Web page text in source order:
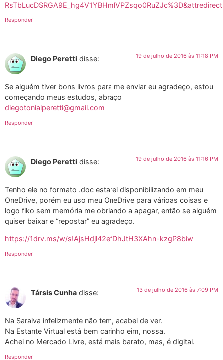
Responder
Diego Peretti disse: 19 de julho de 2016 às 11:18 PM
Se alguém tiver bons livros para me enviar eu agradeço, estou
começando meus estudos, abraço
diegotonialperetti@gmail.com
Responder
Diego Peretti disse: 19 de julho de 2016 às 11:16 PM
Tenho ele no formato .doc estarei disponibilizando em meu
OneDrive, porém eu uso meu OneDrive para várioas coisas e
logo fiko sem memória me obriando a apagar, então se alguém
quiser baixar e “repostar” eu agradeço.
https://1drv.ms/w/s!AjsHdjl42efDhJtH3XAhn-kzgP8biw
Responder
Társis Cunha disse: 13 de julho de 2016 às 7:09 PM
Na Saraiva infelizmente não tem, acabei de ver.
Na Estante Virtual está bem carinho eim, nossa.
Achei no Mercado Livre, está mais barato, mas, é digital.
Responder